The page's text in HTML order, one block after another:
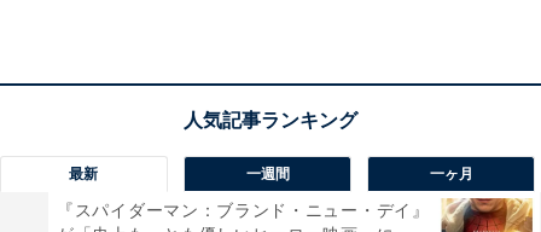
『作りたい女と食べたい女』の「味玉丼」はどう作る？
再現レシピ
最新 一週間 一ヶ月
『スパイダーマン：ブランド・ニュー・デイ』